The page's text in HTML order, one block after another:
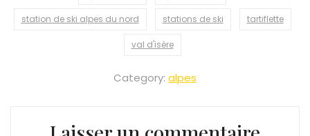
station de ski alpes du nord stations de ski tartiflette
val d'isère
Category: alpes